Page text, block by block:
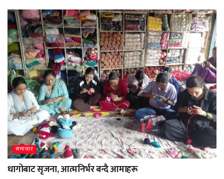
समाचार
धागोबाट सृजना, आत्मनिर्भर बन्दै आमाहरू